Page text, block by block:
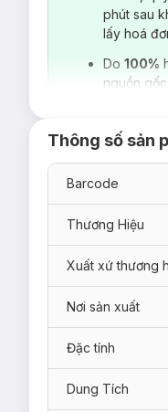
Son Môi Nature
hạt mỡ, bơ xoài
Chất son mượt
Chiết xuất từ tinh
Màu sắc đa
phút sau
lấy hoá
Do 100%
nguồn
Thông số sản
Barcode
Thương Hiệu
Xuất xứ thương
Nơi sản xuất
Đặc tính
Dung Tích